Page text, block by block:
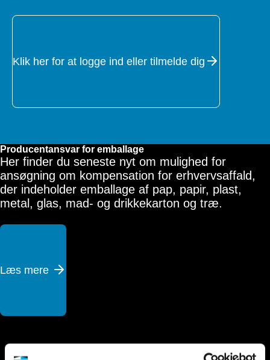
Klik her for at logge ind eller tilmelde dig
Producentansvar for emballage
Her finder du seneste nyt om mulighed for
ansøgning om kompensation for erhvervsaffald,
der indeholder emballage af pap, papir, plast,
metal, glas, mad- og drikkekarton og træ.
Læs mere